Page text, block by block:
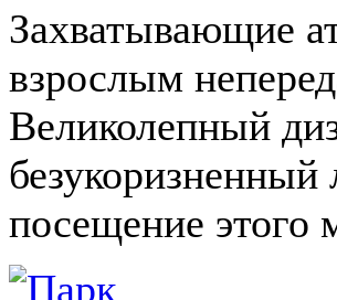
Захватывающие
взрослым
Великолепный
посещение этого